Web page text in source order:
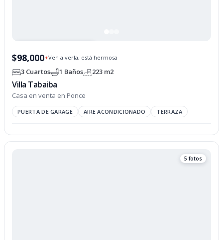
$98,000✦Ven a verla, está hermosa
3 Cuartos 1 Baños 223 m2
Villa Tabaiba
Casa en venta en Ponce
PUERTA DE GARAGE AIRE ACONDICIONADO TERRAZA
5 fotos